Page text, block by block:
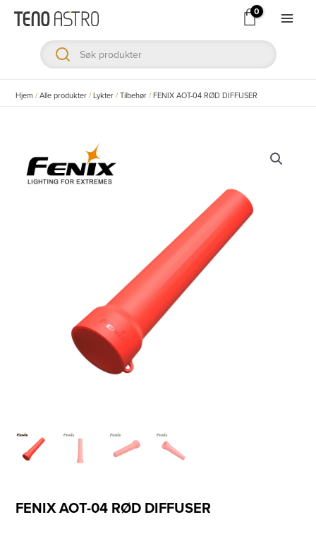
Hopp
innholdet
Hjem /Alle produkter /Lykter /Tilbehør /FENIX AOT-04 RØD DIFFUSER
FENIX AOT-04 RØD DIFFUSER